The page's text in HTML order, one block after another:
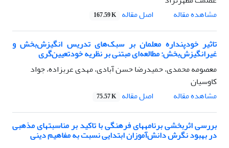
مشاهده مقاله
اصل مقاله 167.59 K
تاثیر خودپنداره معلمان بر سبک‌های تدریس انگیزش‌بخش و
غیرانگیزش‌بخش: مطالعه‌ای مبتنی بر نظریه خودتعیین‌گری
معصومه محمدی، حمیدرضا حسن آبادی، مهدی عربزاده، جواد
کاوسیان
مشاهده مقاله
اصل مقاله 75.57 K
بررسی اثربخشی برنامههای فرهنگی با تاکید بر مناسبتهای مذهبی
در بهبود نگرش دانش‌آموزان ابتدایی نسبت به مفاهیم دینی